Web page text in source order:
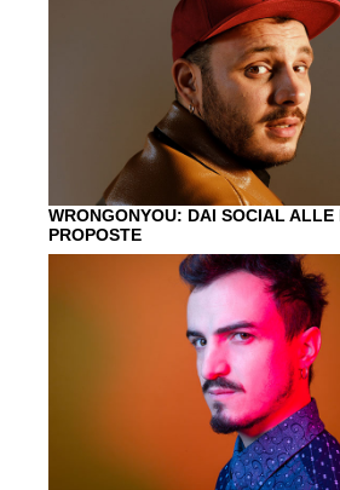
WRONGONYOU: DAI SOCIAL ALLE
PROPOSTE